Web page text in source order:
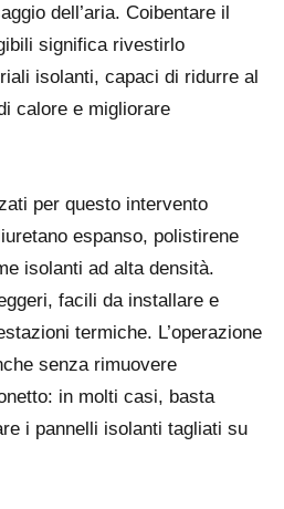
dell’aria. Coibentare il
significa rivestirlo
isolanti, capaci di ridurre al
calore e migliorare
per questo intervento
espanso, polistirene
isolanti ad alta densità.
facili da installare e
termiche. L’operazione
senza rimuovere
in molti casi, basta
i pannelli isolanti tagliati su